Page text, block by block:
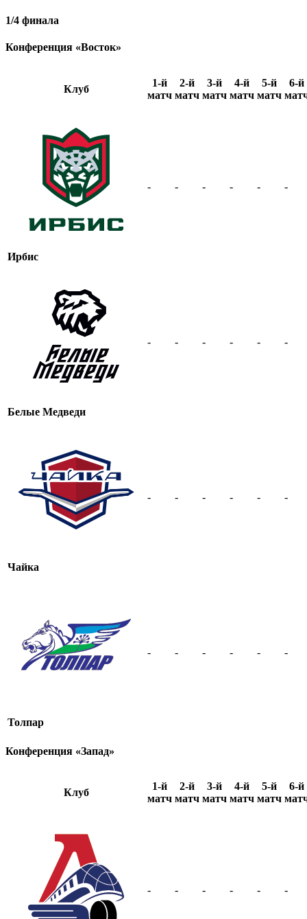
1/4 финала
Конференция «Восток»
Клуб
1-й
матч
2-й
матч
3-й
матч
4-й
матч
5-й
матч
6-й
Ирбис
- - - - - -
Белые Медведи
- - - - - -
Чайка
- - - - - -
Толпар
- - - - - -
Конференция «Запад»
Клуб
1-й
матч
2-й
матч
3-й
матч
4-й
матч
5-й
матч
6-й
- - - - - -